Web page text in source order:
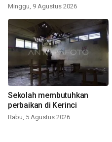
Minggu, 9 Agustus 2026
Sekolah membutuhkan
perbaikan di Kerinci
Rabu, 5 Agustus 2026